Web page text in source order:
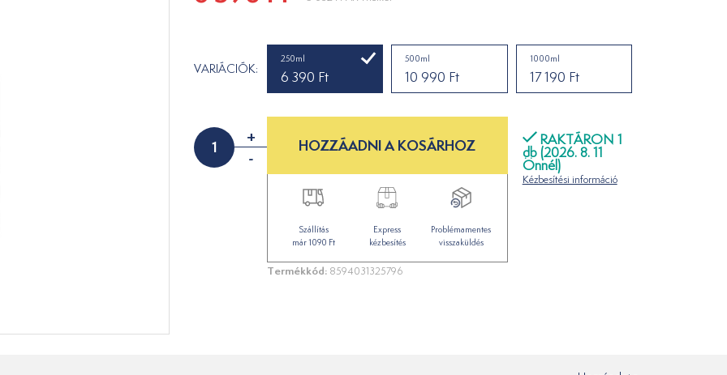
VARIÁCIÓK:
250ml
6 390 Ft
500ml
10 990 Ft
1000ml
17 190 Ft
+
-
RAKTÁRON 1
db (2026. 8. 11
Önnél)
Kézbesítési információ
HOZZÁADNI A KOSÁRHOZ
Szállítás
már 1090 Ft
Express
kézbesítés
Problémamentes
visszaküldés
Termékkód: 8594031325796